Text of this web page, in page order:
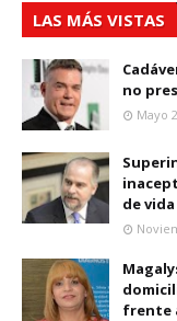
LAS MÁS VISTAS
no
Mayo
de
frente